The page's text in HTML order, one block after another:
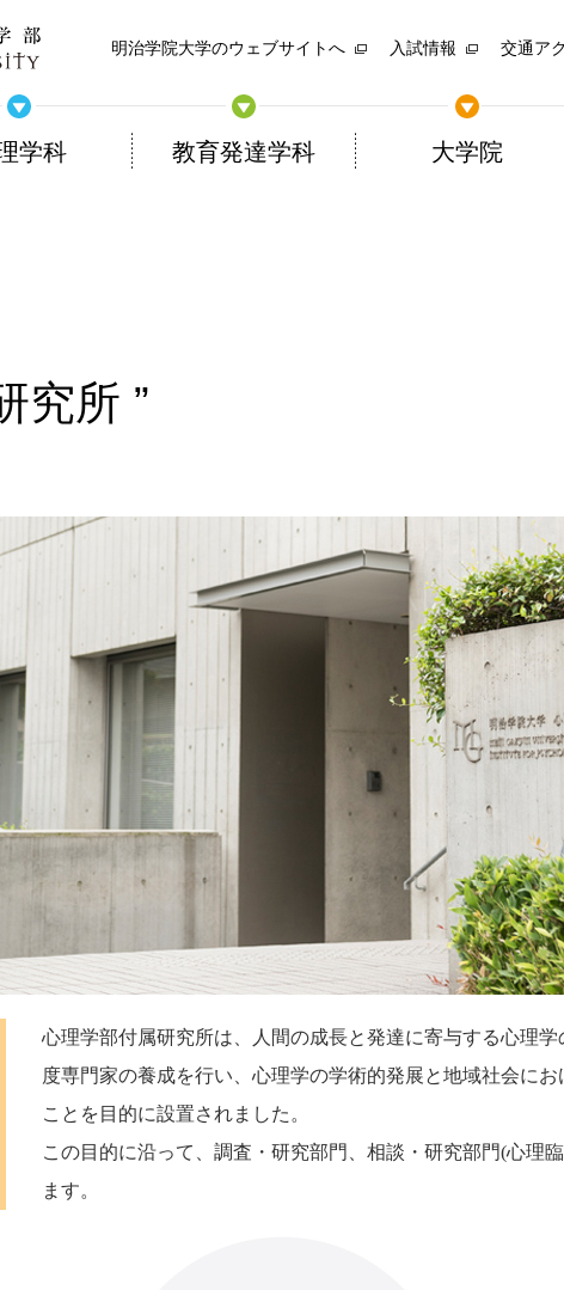
学科 教育発達学科 大学院
明治学院大学のウェブサイトへ 入試情報 交通ア
究所
心理学部付属研究所は、人間の成長と発達に寄与する心理
度専門家の養成を行い、心理学の学術的発展と地域社会に
ことを目的に設置されました。
この目的に沿って、調査・研究部門、相談・研究部門(心理
ます。